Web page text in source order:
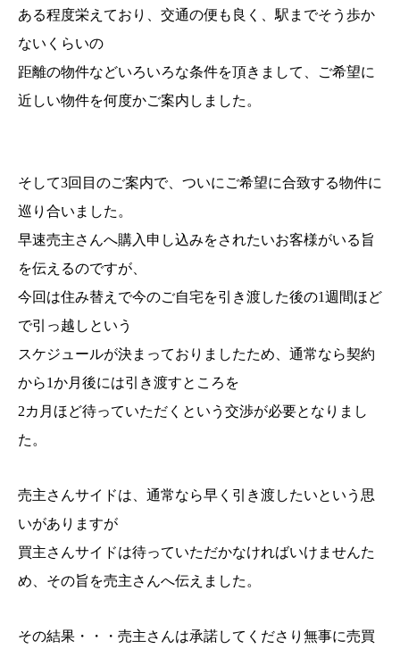
ある程度栄えており、交通の便も良く、駅までそう歩か
ないくらいの
距離の物件などいろいろな条件を頂きまして、
ご希望に
近しい物件を何度かご案内しました。
そして3回目のご案内で、ついにご希望に合致する物件に
巡り合いました。
早速売主さんへ購入申し込みをされたいお客様がいる旨
を伝えるのですが、
今回は住み替えで今のご自宅を引き渡した後の1週間ほど
で引っ越しという
スケジュールが決まっておりましたため、通常なら契約
から1か月後には引き渡すところを
2カ月ほど待っていただくという交渉が必要となりまし
た。
売主さんサイドは、通常なら早く引き渡したいという思
いがありますが
買主さんサイドは待っていただかなければいけませんた
め、その旨を売主さんへ伝えました。
その結果・・・売主さんは承諾してくださり無事に売買